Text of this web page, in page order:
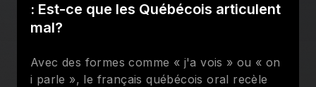
: Est-ce que les Québécois articulent
mal?
Avec des formes comme « j'a vois » ou « on
i parle », le français québécois oral recèle